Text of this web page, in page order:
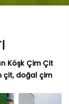
Köşk Çim Çit
çit, doğal çim